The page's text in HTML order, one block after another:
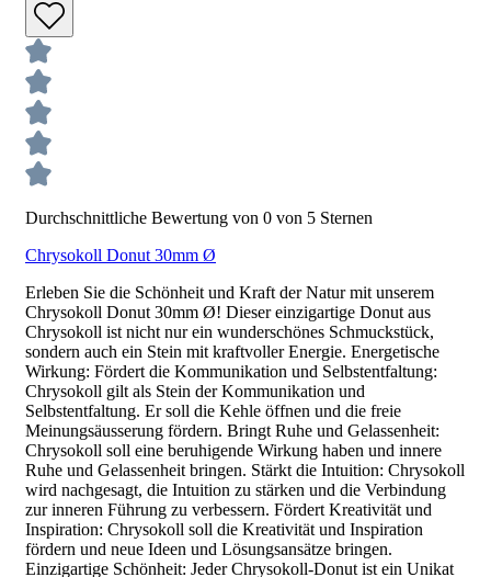
Durchschnittliche Bewertung von 0 von 5 Sternen
Chrysokoll Donut 30mm Ø
Erleben Sie die Schönheit und Kraft der Natur mit unserem
Chrysokoll Donut 30mm Ø! Dieser einzigartige Donut aus
Chrysokoll ist nicht nur ein wunderschönes Schmuckstück,
sondern auch ein Stein mit kraftvoller Energie. Energetische
Wirkung: Fördert die Kommunikation und Selbstentfaltung:
Chrysokoll gilt als Stein der Kommunikation und
Selbstentfaltung. Er soll die Kehle öffnen und die freie
Meinungsäusserung fördern. Bringt Ruhe und Gelassenheit:
Chrysokoll soll eine beruhigende Wirkung haben und innere
Ruhe und Gelassenheit bringen. Stärkt die Intuition: Chrysokoll
wird nachgesagt, die Intuition zu stärken und die Verbindung
zur inneren Führung zu verbessern. Fördert Kreativität und
Inspiration: Chrysokoll soll die Kreativität und Inspiration
fördern und neue Ideen und Lösungsansätze bringen.
Einzigartige Schönheit: Jeder Chrysokoll-Donut ist ein Unikat